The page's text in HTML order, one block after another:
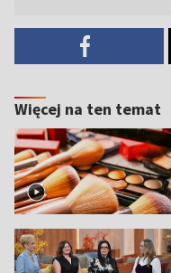
Więcej na ten temat